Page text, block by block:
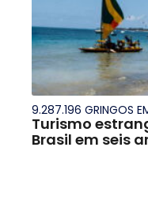
9.287.196 GRINGOS
Turismo
Brasil em seis